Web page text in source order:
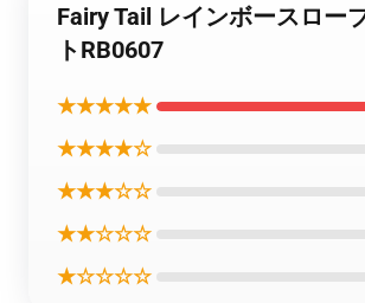
Fairy Tail レインボースロー
トRB0607
★★★★★
★★★★☆
★★★☆☆
★★☆☆☆
★☆☆☆☆